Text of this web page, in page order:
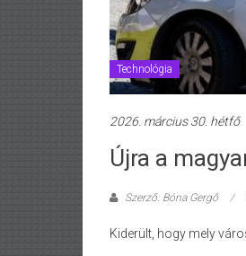
Technológia
2026. március 30. hétfő
Újra a
Szerző: Bóna Gergő
Kiderült, hogy mely